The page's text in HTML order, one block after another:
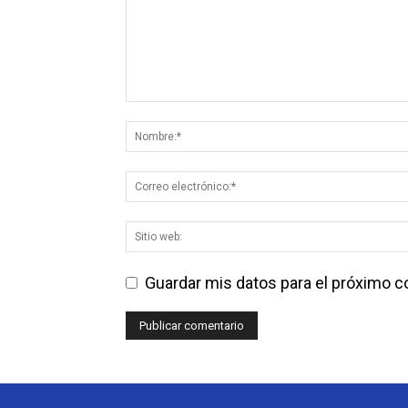
Guardar mis datos para el próximo